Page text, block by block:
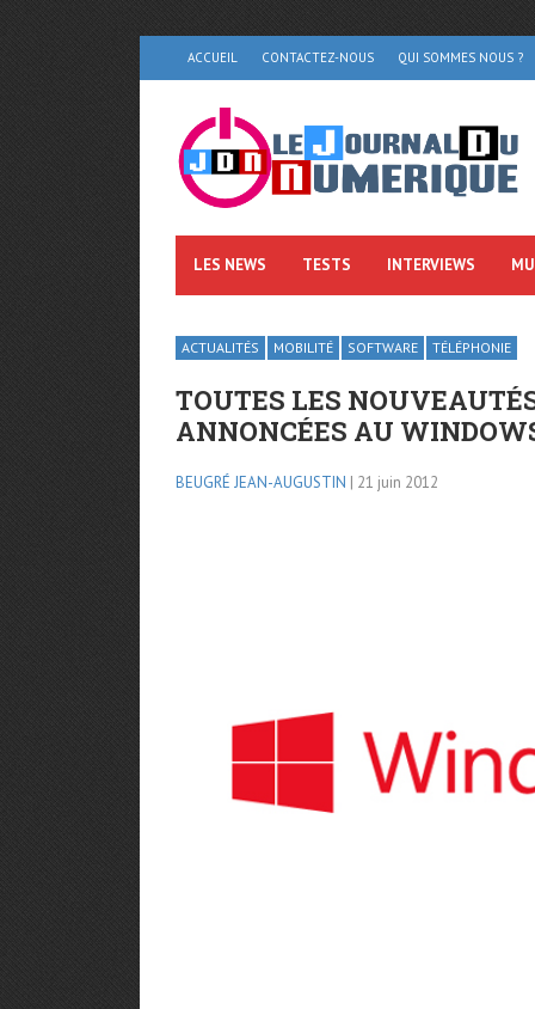
ACCUEIL CONTACTEZ-NOUS QUI SOMMES NOUS ?
LES NEWS TESTS INTERVIEWS
ACTUALITÉS MOBILITÉ SOFTWARE TÉLÉPHONIE
TOUTES LES
ANNONCÉES AU
BEUGRÉ JEAN-AUGUSTIN | 21 juin 2012